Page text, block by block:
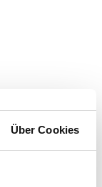
Über Cookies